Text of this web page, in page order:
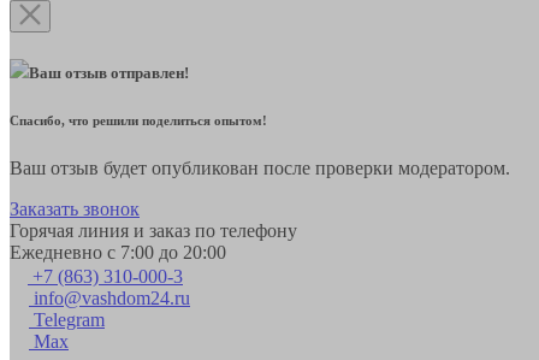
Ваш отзыв отправлен!
Спасибо, что решили поделиться опытом!
Ваш отзыв будет опубликован после проверки модератором.
Заказать звонок
Горячая линия и заказ по телефону
Ежедневно с 7:00 до 20:00
+7 (863) 310-000-3
info@vashdom24.ru
Telegram
Max